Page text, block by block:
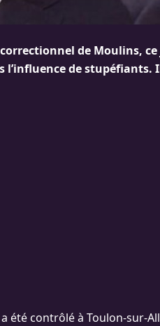
de Moulins, ce
l’influence de stupéfiants.
été contrôlé à Toulon-sur-